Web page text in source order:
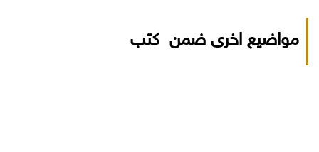
مواضيع اخرى ضمن كتب